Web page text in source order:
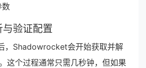
数
与验证配置
，Shadowrocket会开始获取并解
这个过程通常只需几秒钟，但如果